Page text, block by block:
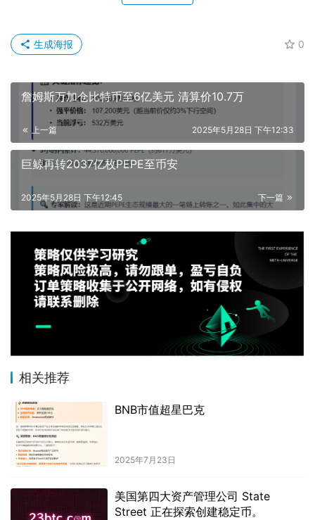
0
生成海报
詹姆斯万加仓比特币至6亿美元 清算价10.7万
上一篇 2025年5月28日 下午12:33
巨鲸再转2037亿枚PEPE至币安
下一篇
2025年5月28日 下午12:45
相关推荐
BNB市值超星巴克
2025年7月23日
美国第四大资产管理公司 State
Street 正在探索创建稳定币。